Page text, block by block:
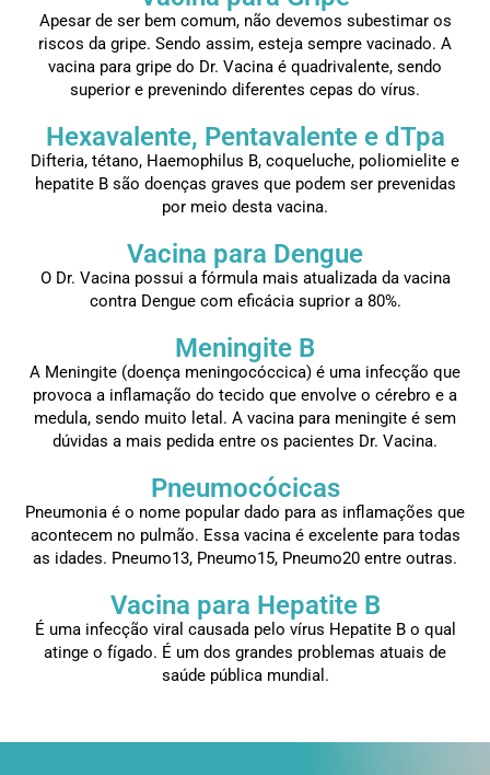
Apesar de ser bem comum, não devemos subestimar os
riscos da gripe. Sendo assim, esteja sempre vacinado. A
vacina para gripe do Dr. Vacina é quadrivalente, sendo
superior e prevenindo diferentes cepas do vírus.
Hexavalente, Pentavalente e dTpa
Difteria, tétano, Haemophilus B, coqueluche, poliomielite e
hepatite B são doenças graves que podem ser prevenidas
por meio desta vacina.
Vacina para Dengue
O Dr. Vacina possui a fórmula mais atualizada da vacina
contra Dengue com eficácia suprior a 80%.
Meningite B
A Meningite (doença meningocóccica) é uma infecção que
provoca a inflamação do tecido que envolve o cérebro e a
medula, sendo muito letal. A vacina para meningite é sem
dúvidas a mais pedida entre os pacientes Dr. Vacina.
Pneumocócicas
Pneumonia é o nome popular dado para as inflamações que
acontecem no pulmão. Essa vacina é excelente para todas
as idades. Pneumo13, Pneumo15, Pneumo20 entre outras.
Vacina para Hepatite B
É uma infecção viral causada pelo vírus Hepatite B o qual
atinge o fígado. É um dos grandes problemas atuais de
saúde pública mundial.